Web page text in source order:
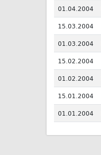
01.04.2004
15.03.2004
01.03.2004
15.02.2004
01.02.2004
15.01.2004
01.01.2004